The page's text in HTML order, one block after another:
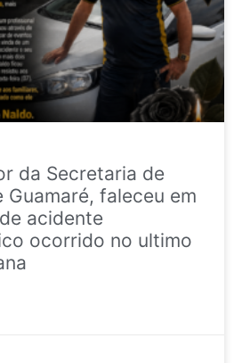
da Secretaria de
Guamaré, faleceu em
acidente
ocorrido no ultimo